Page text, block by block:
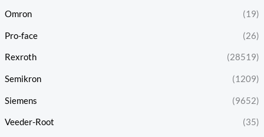
Omron (19)
Pro-face (26)
Rexroth (28519)
Semikron (1209)
Siemens (9652)
Veeder-Root (35)